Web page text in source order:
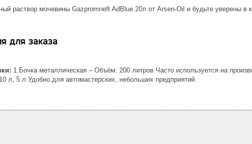
раствор мочевины Gazpromneft AdBlue 20л от Arsen-Oil и будьте уверены в
для заказа
1.Бочка металлическая – Объём: 200 литров Часто используется на
л, 5 л Удобно для автомастерских, небольших предприятий.